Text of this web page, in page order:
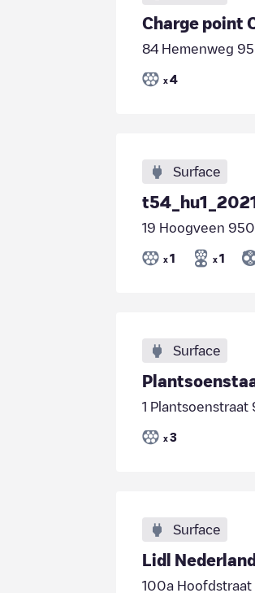
Charge point
84 Hemenweg
x 4
Surface
19 Hoogveen
x 1 x 1
Surface
1 Plantsoenstraat
x 3
Surface
100a Hoofdstraat